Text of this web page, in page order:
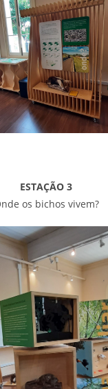
ESTAÇÃO 3
os bichos vivem?